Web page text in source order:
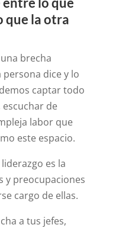
que la otra
brecha
dice y lo
captar todo
de
labor que
este espacio.
es la
y preocupaciones
cargo de ellas.
a tus jefes,